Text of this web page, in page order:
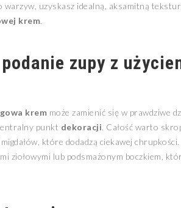
warzyw, uzyskasz idealną, aksamitną
krem.
zupy z
krem może zamienić się w prawdziwe
punkt dekoracji. Całość warto
które dodadzą ciekawej
ziołowymi lub podsmażonym boczkiem,